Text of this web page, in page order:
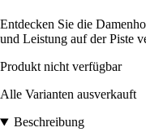
Entdecken Sie die
und Leistung auf der Piste
Produkt nicht verfügbar
Alle Varianten ausverkauft
Beschreibung